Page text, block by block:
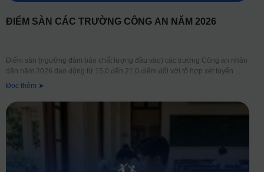
ĐIỂM SÀN CÁC TRƯỜNG CÔNG AN NĂM 2026
Điểm sàn (ngưỡng đảm bảo chất lượng đầu vào) các trường Công an nhân
dân năm 2026 dao động từ 15,0 đến 21,0 điểm đối với tổ hợp xét tuyển
Đọc thêm ➤